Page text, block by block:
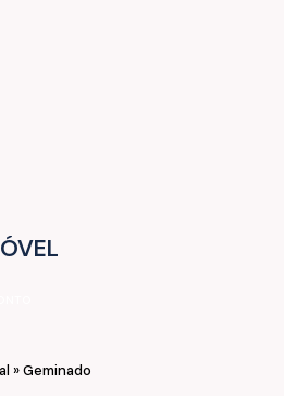
»Geminado